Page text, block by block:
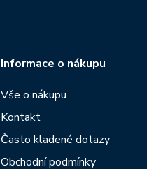
Informace o nákupu
Vše o nákupu
Kontakt
Často kladené dotazy
Obchodní podmínky